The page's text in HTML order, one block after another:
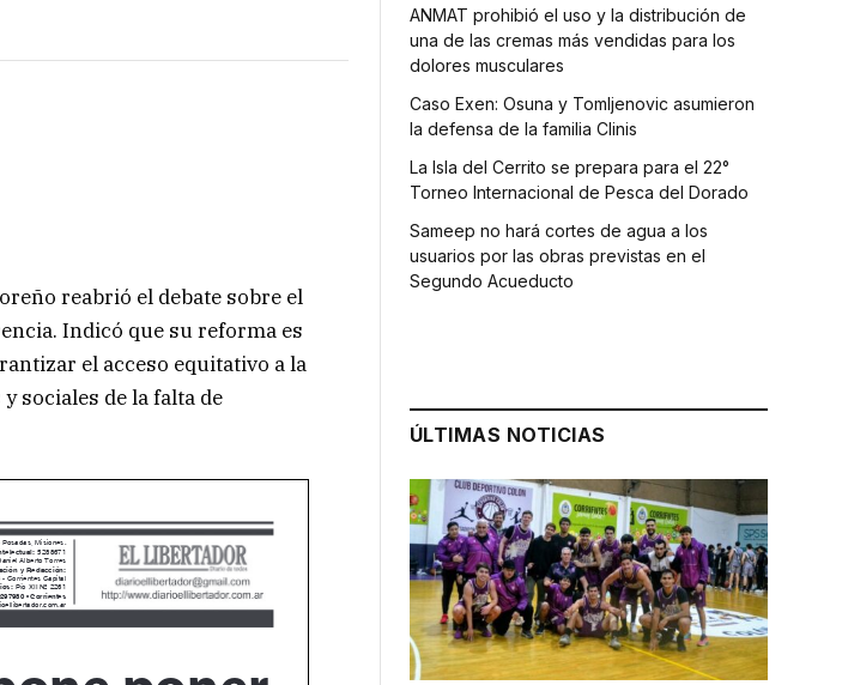
reabrió el debate sobre el
Indicó que su reforma es
el acceso equitativo a la
sociales de la falta de
ANMAT prohibió el uso y la distribución de
una de las cremas más vendidas para los
dolores musculares
Caso Exen: Osuna y Tomljenovic asumieron
la defensa de la familia Clinis
La Isla del Cerrito se prepara para el 22°
Torneo Internacional de Pesca del Dorado
Sameep no hará cortes de agua a los
usuarios por las obras previstas en el
Segundo Acueducto
ÚLTIMAS NOTICIAS